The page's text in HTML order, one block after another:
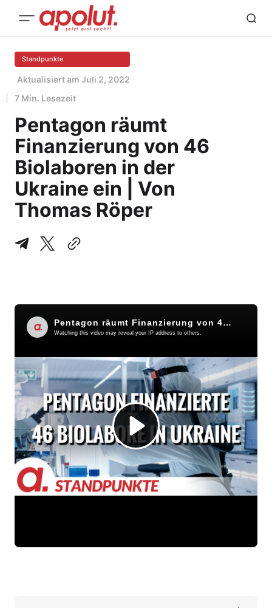
Standpunkte
Aktualisiert am Juli 2, 2022
7 Min. Lesezeit
Pentagon räumt
Finanzierung von 46
Biolaboren in der
Ukraine ein | Von
Thomas Röper